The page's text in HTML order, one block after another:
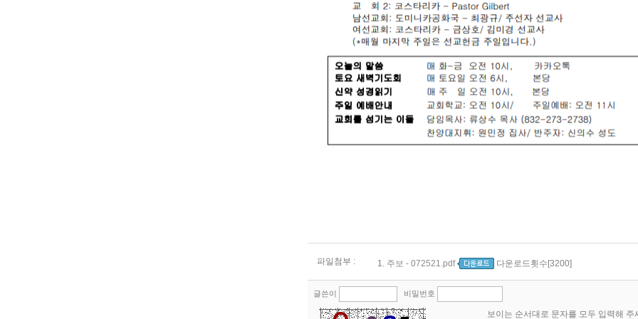
파일첨부 : 1. 주보 - 072521.pdf 다운로드횟수[3200]
글쓴이 비밀번호
보이는 순서대로 문자를 모두 입력해 주